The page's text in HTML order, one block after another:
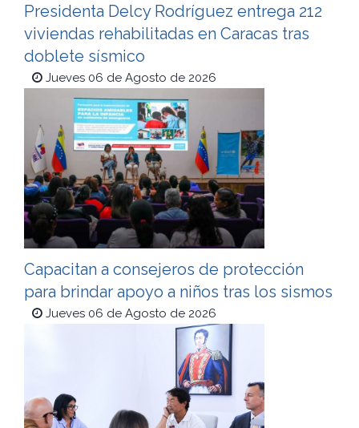
Presidenta Delcy Rodríguez entrega 212
viviendas rehabilitadas en Caracas tras
doblete sísmico
Jueves 06 de Agosto de 2026
Capacitan a consejeros de protección
para brindar apoyo a niños tras los sismos
Jueves 06 de Agosto de 2026